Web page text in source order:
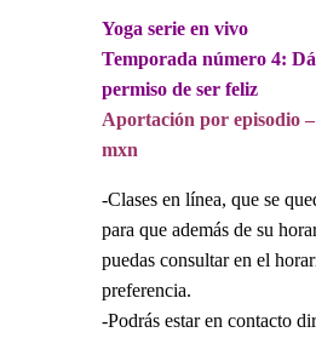
Yoga serie en vivo
Temporada número 4:
permiso de ser feliz
Aportación por episodio –
mxn
-Clases en línea, que se
para que además de su
puedas consultar en el
preferencia.
-Podrás estar en contacto